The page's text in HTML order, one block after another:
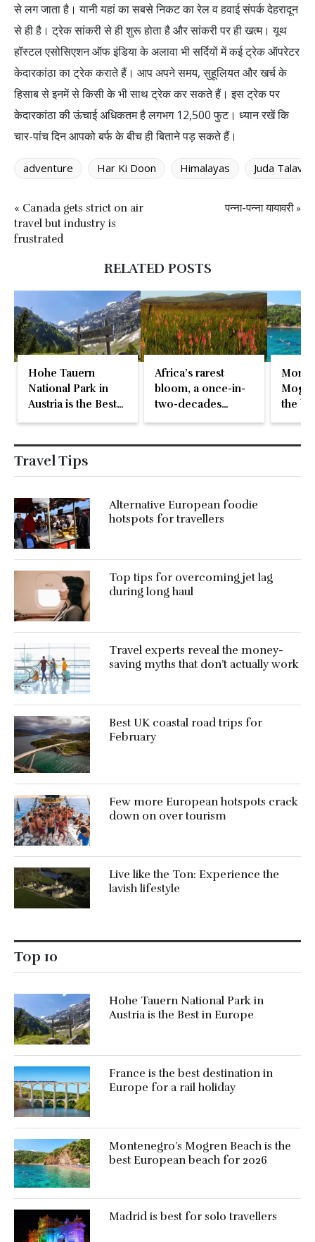
से लग जाता है। यानी यहां का सबसे निकट का रेल व हवाई संपर्क देहरादून
से ही है। ट्रेक सांकरी से ही शुरू होता है और सांकरी पर ही खत्म। यूथ
हॉस्टल एसोसिएशन ऑफ इंडिया के अलावा भी सर्दियों में कई ट्रेक ऑपरेटर
केदारकांठा का ट्रेक कराते हैं। आप अपने समय, सुहूलियत और खर्च के
हिसाब से इनमें से किसी के भी साथ ट्रेक कर सकते हैं। इस ट्रेक पर
केदारकांठा की ऊंचाई अधिकतम है लगभग 12,500 फुट। ध्यान रखें कि
चार-पांच दिन आपको बर्फ के बीच ही बिताने पड़ सकते हैं।
adventure Har Ki Doon Himalayas Juda Talav
« Canada gets strict on air
travel but industry is
frustrated
पन्ना-पन्ना यायावरी »
RELATED POSTS
Hohe Tauern
National Park in
Austria is the Best
in Europe
Africa’s rarest
bloom, a once-in-
two-decades
natural event
the
beach
Travel Tips
Alternative European foodie
hotspots for travellers
Top tips for overcoming jet lag
during long haul
Travel experts reveal the money-
saving myths that don’t actually work
Best UK coastal road trips for
February
Few more European hotspots crack
down on over tourism
Live like the Ton: Experience the
lavish lifestyle
Top 10
Hohe Tauern National Park in
Austria is the Best in Europe
France is the best destination in
Europe for a rail holiday
Montenegro’s Mogren Beach is the
best European beach for 2026
Madrid is best for solo travellers